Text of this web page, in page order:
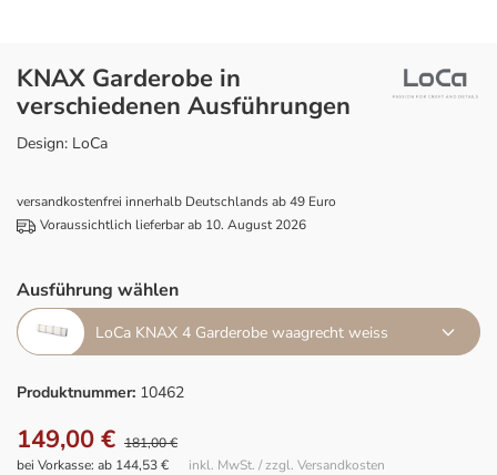
KNAX Garderobe in
verschiedenen Ausführungen
Design: LoCa
versandkostenfrei innerhalb Deutschlands ab 49 Euro
Voraussichtlich lieferbar ab 10. August 2026
Ausführung wählen
LoCa KNAX 4 Garderobe waagrecht weiss
Produktnummer: 10462
149,00 € 181,00 €
inkl. MwSt. / zzgl. Versandkosten
bei Vorkasse: ab 144,53 €